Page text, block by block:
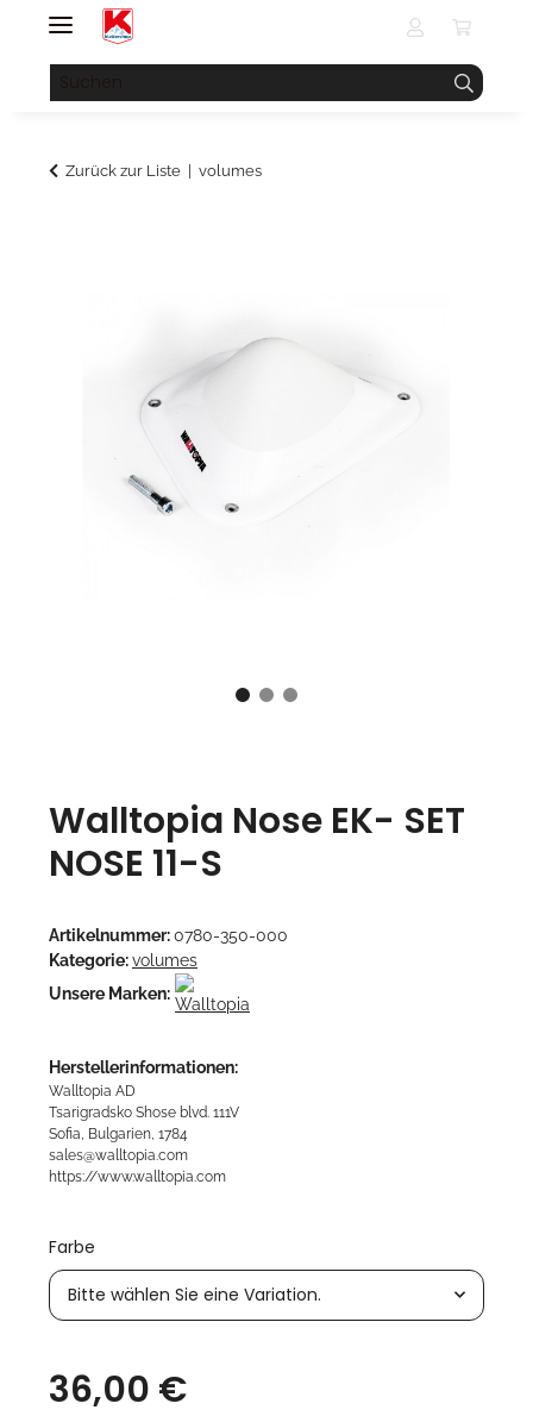
Zurück zur Liste volumes
Walltopia Nose EK- SET
NOSE 11-S
Artikelnummer:0780-350-000
Kategorie:volumes
Unsere Marken:
Herstellerinformationen:
Walltopia AD
Tsarigradsko Shose blvd. 111V
Sofia, Bulgarien, 1784
sales@walltopia.com
https://www.walltopia.com
Farbe
Bitte wählen Sie eine Variation.
36,00 €